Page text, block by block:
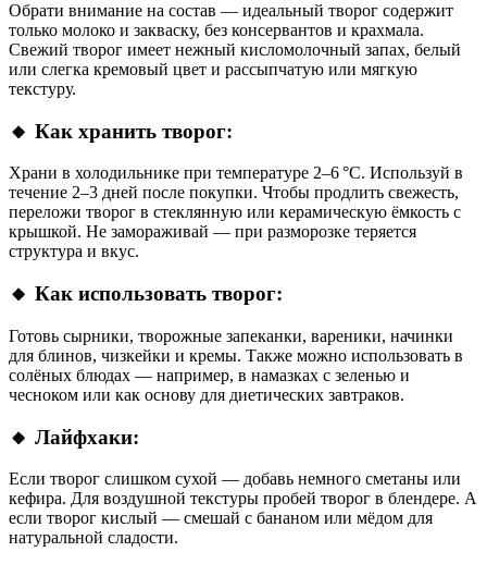
Обрати внимание на состав — идеальный творог содержит
только молоко и закваску, без консервантов и крахмала.
Свежий творог имеет нежный кисломолочный запах, белый
или слегка кремовый цвет и рассыпчатую или мягкую
текстуру.
🔸 Как хранить творог:
Храни в холодильнике при температуре 2–6 °C. Используй в
течение 2–3 дней после покупки. Чтобы продлить свежесть,
переложи творог в стеклянную или керамическую ёмкость с
крышкой. Не замораживай — при разморозке теряется
структура и вкус.
🔸 Как использовать творог:
Готовь сырники, творожные запеканки, вареники, начинки
для блинов, чизкейки и кремы. Также можно использовать в
солёных блюдах — например, в намазках с зеленью и
чесноком или как основу для диетических завтраков.
🔸 Лайфхаки:
Если творог слишком сухой — добавь немного сметаны или
кефира. Для воздушной текстуры пробей творог в блендере. А
если творог кислый — смешай с бананом или мёдом для
натуральной сладости.